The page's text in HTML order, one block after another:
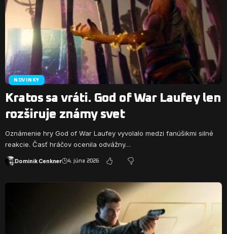
NOVINKY
Kratos sa vráti. God of War Laufey len
rozširuje známy svet
Oznámenie hry God of War Laufey vyvolalo medzi fanúšikmi silné
reakcie. Časť hráčov ocenila odvážny…
Dominik Cenkner 4. júna 2026